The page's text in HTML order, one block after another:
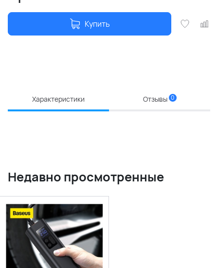
Купить
Характеристики Отзывы 0
Недавно просмотренные